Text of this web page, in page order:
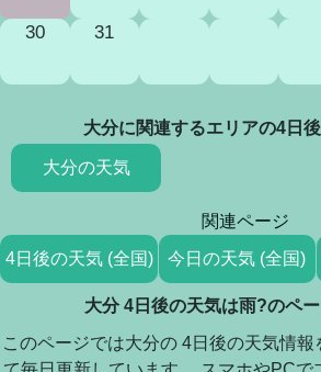
30 31
大分に関連するエリアの4日
大分の天気
関連ページ
4日後の天気 (全国) 今日の天気 (全国)
大分 4日後の天気は雨?のペ
このページでは大分の 4日後の天気情